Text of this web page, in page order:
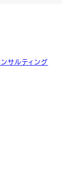
サルティング